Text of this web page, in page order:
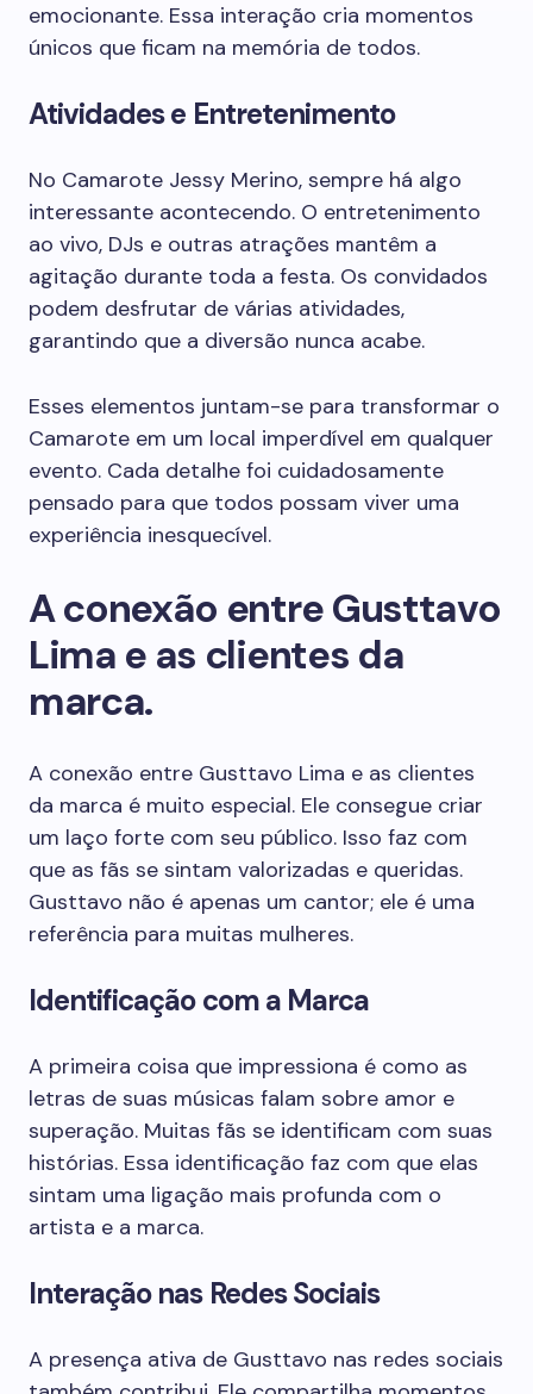
emocionante. Essa interação cria momentos
únicos que ficam na memória de todos.
Atividades e Entretenimento
No Camarote Jessy Merino, sempre há algo
interessante acontecendo. O entretenimento
ao vivo, DJs e outras atrações mantêm a
agitação durante toda a festa. Os convidados
podem desfrutar de várias atividades,
garantindo que a diversão nunca acabe.
Esses elementos juntam-se para transformar o
Camarote em um local imperdível em qualquer
evento. Cada detalhe foi cuidadosamente
pensado para que todos possam viver uma
experiência inesquecível.
A conexão entre Gusttavo
Lima e as clientes da
marca.
A conexão entre Gusttavo Lima e as clientes
da marca é muito especial. Ele consegue criar
um laço forte com seu público. Isso faz com
que as fãs se sintam valorizadas e queridas.
Gusttavo não é apenas um cantor; ele é uma
referência para muitas mulheres.
Identificação com a Marca
A primeira coisa que impressiona é como as
letras de suas músicas falam sobre amor e
superação. Muitas fãs se identificam com suas
histórias. Essa identificação faz com que elas
sintam uma ligação mais profunda com o
artista e a marca.
Interação nas Redes Sociais
A presença ativa de Gusttavo nas redes sociais